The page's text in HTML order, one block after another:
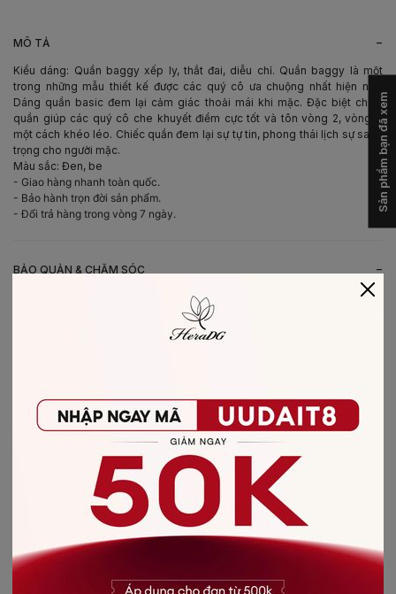
MÔ TẢ -
Kiểu dáng: Quần baggy xếp ly, thắt đai, diễu chỉ. Quần baggy là một
trong những mẫu thiết kế được các quý cô ưa chuộng nhất hiện nay.
Dáng quần basic đem lại cảm giác thoải mái khi mặc. Đặc biệt chiếc
quần giúp các quý cô che khuyết điểm cực tốt và tôn vòng 2, vòng 3
một cách khéo léo. Chiếc quần đem lại sự tự tin, phong thái lịch sự sang
trọng cho người mặc.
Màu sắc: Đen, be
- Giao hàng nhanh toàn quốc.
- Bảo hành trọn đời sản phẩm.
- Đổi trả hàng trong vòng 7 ngày.
BẢO QUẢN & CHĂM SÓC -
- Không giặt sản phẩm với thuốc tẩy có chứa Clo
- Không nên giặt chung các sản phẩm khác màu với nhau
CHẤT LIỆU SẢN PHẨM
vải Tuytsi
CÓ THỂ BẠN SẼ THÍCH
-20%
Sản phẩm bạn đã xem